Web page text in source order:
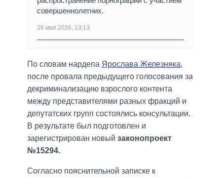
совершеннолетних.
28 мая 2026, 13:13
По словам нардепа Ярослава Железняка,
после провала предыдущего голосования за
декриминализацию взрослого контента
между представителями разных фракций и
депутатских групп состоялись консультации.
В результате был подготовлен и
зарегистрирован новый законопроект
№15294.
Согласно пояснительной записке к